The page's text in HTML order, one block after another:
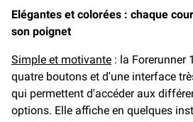
Elégantes et colorées : chaque
son poignet
Simple et motivante : la Forerunner
quatre boutons et d'une interface
qui permettent d'accéder aux
options. Elle affiche en quelques